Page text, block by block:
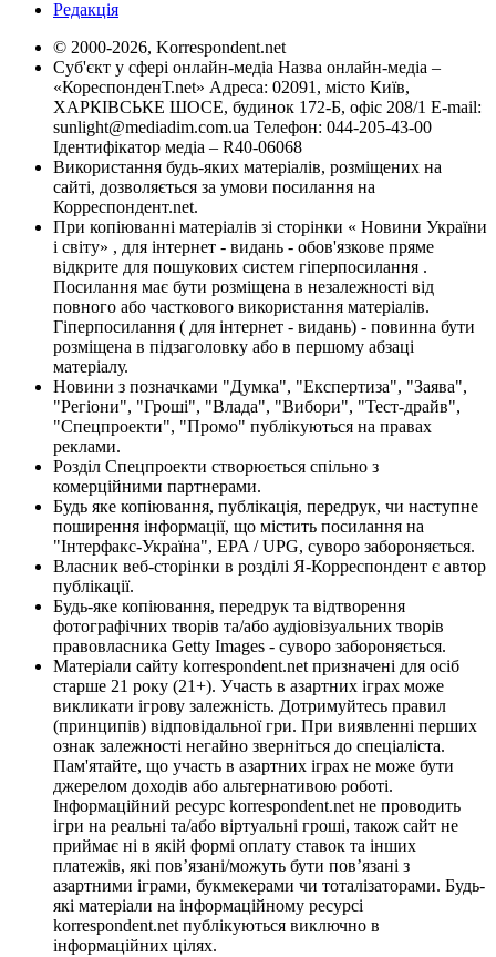
Редакція
© 2000-2026, Korrespondent.net
Суб'єкт у сфері онлайн-медіа Назва онлайн-медіа –
«КореспонденТ.net» Адреса: 02091, місто Київ,
ХАРКІВСЬКЕ ШОСЕ, будинок 172-Б, офіс 208/1 E-mail:
sunlight@mediadim.com.ua Телефон: 044-205-43-00
Ідентифікатор медіа – R40-06068
Використання будь-яких матеріалів, розміщених на
сайті, дозволяється за умови посилання на
Корреспондент.net.
При копіюванні матеріалів зі сторінки « Новини України
і світу» , для інтернет - видань - обов'язкове пряме
відкрите для пошукових систем гіперпосилання .
Посилання має бути розміщена в незалежності від
повного або часткового використання матеріалів.
Гіперпосилання ( для інтернет - видань) - повинна бути
розміщена в підзаголовку або в першому абзаці
матеріалу.
Новини з позначками "Думка", "Експертиза", "Заява",
"Регіони", "Гроші", "Влада", "Вибори", "Тест-драйв",
"Спецпроекти", "Промо" публікуються на правах
реклами.
Розділ Спецпроекти створюється спільно з
комерційними партнерами.
Будь яке копіювання, публікація, передрук, чи наступне
поширення інформації, що містить посилання на
"Інтерфакс-Україна", EPA / UPG, суворо забороняється.
Власник веб-сторінки в розділі Я-Корреспондент є автор
публікації.
Будь-яке копіювання, передрук та відтворення
фотографічних творів та/або аудіовізуальних творів
правовласника Getty Images - суворо забороняється.
Матеріали сайту korrespondent.net призначені для осіб
старше 21 року (21+). Участь в азартних іграх може
викликати ігрову залежність. Дотримуйтесь правил
(принципів) відповідальної гри. При виявленні перших
ознак залежності негайно зверніться до спеціаліста.
Пам'ятайте, що участь в азартних іграх не може бути
джерелом доходів або альтернативою роботі.
Інформаційний ресурс korrespondent.net не проводить
ігри на реальні та/або віртуальні гроші, також сайт не
приймає ні в якій формі оплату ставок та інших
платежів, які пов’язані/можуть бути пов’язані з
азартними іграми, букмекерами чи тоталізаторами. Будь-
які матеріали на інформаційному ресурсі
korrespondent.net публікуються виключно в
інформаційних цілях.